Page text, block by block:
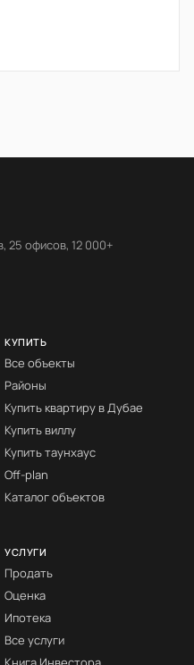
офисов, 12 000+
КУПИТЬ
Все объекты
Районы
Купить квартиру в Дубае
Купить виллу
Купить таунхаус
Off-plan
Каталог объектов
УСЛУГИ
Продать
Оценка
Ипотека
Все услуги